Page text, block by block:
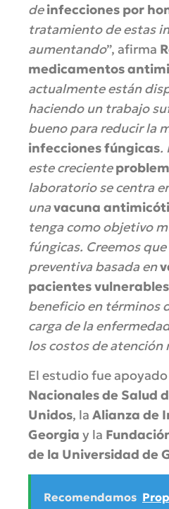
deinfecciones por
tratamiento de estas
aumentando”, afirma
medicamentos
actualmente están
haciendo un trabajo
bueno para reducir la
infecciones fúngicas.
este creciente
laboratorio se centra
unavacuna
tenga como objetivo
fúngicas. Creemos
preventiva basada en
pacientes vulnerables
beneficio en términos
carga de la
los costos de atención
El estudio fue
Nacionales de Salud
Unidos, la Alianza de
Georgia y la
de la Universidad de
Recomendamos